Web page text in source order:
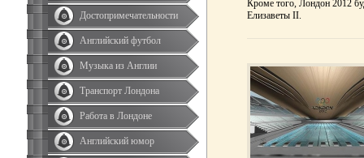
Достопримечательности
Английский футбол
Музыка из Англии
Транспорт Лондона
Работа в Лондоне
Английский юмор
Кроме того, Лондон 2012
Елизаветы II.